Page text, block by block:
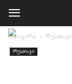
მთავარი რუსთავი
რუსთავი